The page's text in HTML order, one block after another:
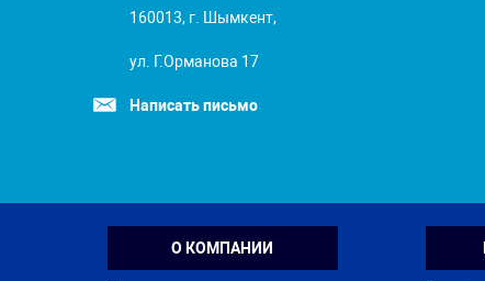
160013, г. Шымкент,
ул. Г.Орманова 17
Написать письмо
О КОМПАНИИ